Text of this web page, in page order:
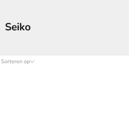
Seiko
Sorteren op